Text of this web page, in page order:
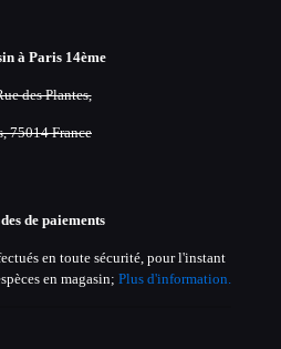
à Paris 14ème
des Plantes,
75014 France
de paiements
en toute sécurité, pour l'instant
en magasin; Plus d'information.